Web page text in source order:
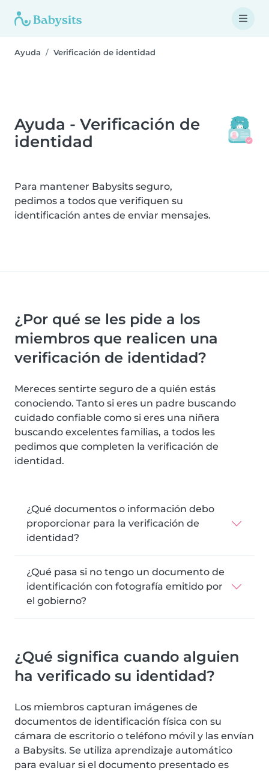
Ayuda Verificación de identidad
Ayuda - Verificación de
identidad
Para mantener Babysits seguro,
pedimos a todos que verifiquen su
identificación antes de enviar mensajes.
¿Por qué se les pide a los
miembros que realicen una
verificación de identidad?
Mereces sentirte seguro de a quién estás
conociendo. Tanto si eres un padre buscando
cuidado confiable como si eres una niñera
buscando excelentes familias, a todos les
pedimos que completen la verificación de
identidad.
¿Qué documentos o información debo
proporcionar para la verificación de
identidad?
¿Qué pasa si no tengo un documento de
identificación con fotografía emitido por
el gobierno?
¿Qué significa cuando alguien
ha verificado su identidad?
Los miembros capturan imágenes de
documentos de identificación física con su
cámara de escritorio o teléfono móvil y las envían
a Babysits. Se utiliza aprendizaje automático
para evaluar si el documento presentado es